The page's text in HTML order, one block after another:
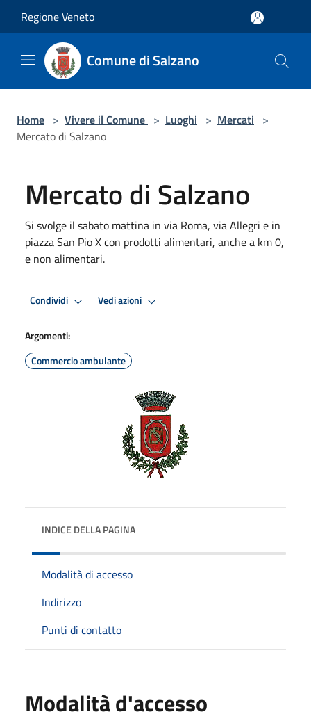
Regione Veneto
Comune di Salzano
Home > Vivere il Comune > Luoghi > Mercati >
Mercato di Salzano
Mercato di Salzano
Si svolge il sabato mattina in via Roma, via Allegri e in
piazza San Pio X con prodotti alimentari, anche a km 0,
e non alimentari.
Condividi Vedi azioni
Argomenti:
Commercio ambulante
INDICE DELLA PAGINA
Modalità di accesso
Indirizzo
Punti di contatto
Modalità d'accesso